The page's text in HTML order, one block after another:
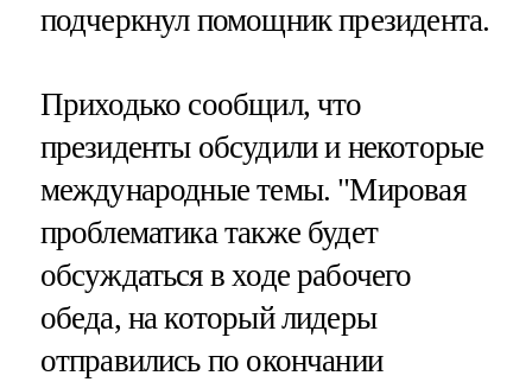
подчеркнул помощник президента.
Приходько сообщил, что
президенты обсудили и некоторые
международные темы. "Мировая
проблематика также будет
обсуждаться в ходе рабочего
обеда, на который лидеры
отправились по окончании